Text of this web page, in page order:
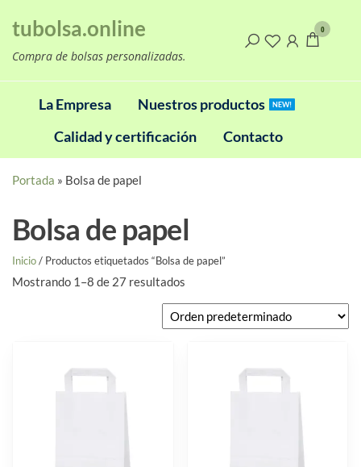
tubolsa.online
Compra de bolsas personalizadas.
0
La Empresa Nuestros productos NEW!
Calidad y certificación Contacto
Portada » Bolsa de papel
Bolsa de papel
Inicio/ Productos etiquetados “Bolsa de papel”
Mostrando 1–8 de 27 resultados